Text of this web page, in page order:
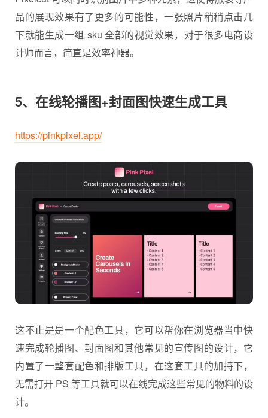
品的展现效果有了更多的可能性，一张照片稍稍点击几
下就能生成一组 sku 全部的视觉效果，对于很多电商设
计师而言，简直是效率神器。
5、在线轮播图+封面图快速生成工具
https://pinkpixel.app/
这不止是是一个配色工具，它可以帮你在浏览器当中快
速完成轮播图、封面图和其他常见的宣传图的设计，它
内置了一整套配色和排版工具，在这套工具的加持下，
无需打开 PS 等工具就可以在线完成这些常见的物料的设
计。